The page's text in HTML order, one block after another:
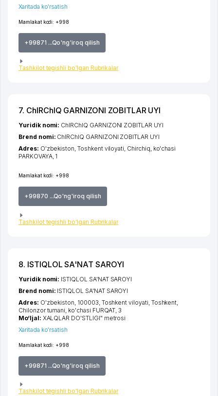
Mamlakat kodi: +998
+99871 ...Qo'ng'iroq qilish
Tashkilot tegishli bo'lgan Rubrikalar
Xaritada ko'rsatish
7. ChIRChIQ GARNIZONI ZOBITLAR UYI
Mamlakat kodi: +998
+99870 ...Qo'ng'iroq qilish
Tashkilot tegishli bo'lgan Rubrikalar
Yuridik nomi: ChIRChIQ GARNIZONI ZOBITLAR UYI
Brend nomi: ChIRChIQ GARNIZONI ZOBITLAR UYI
Adres: O'zbekiston,Toshkent viloyati, Chirchiq, ko'chasi
PARKOVAYA, 1
8. ISTIQLOL SA'NAT SAROYI
Mamlakat kodi: +998
+99871 ...Qo'ng'iroq qilish
Tashkilot tegishli bo'lgan Rubrikalar
Yuridik nomi: ISTIQLOL SA'NAT SAROYI
Brend nomi: ISTIQLOL SA'NAT SAROYI
Adres: O'zbekiston, 100003, Toshkent viloyati Toshkent
Chilonzor tumani ko'chasi FURQAT , 3
Mo‘ljal: XALQLAR DO'STLIGI" metrosi
Xaritada ko'rsatish